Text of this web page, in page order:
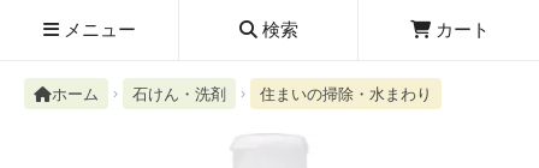
メニュー 検索 カート
ホーム 石けん・洗剤 住まいの掃除・水まわり